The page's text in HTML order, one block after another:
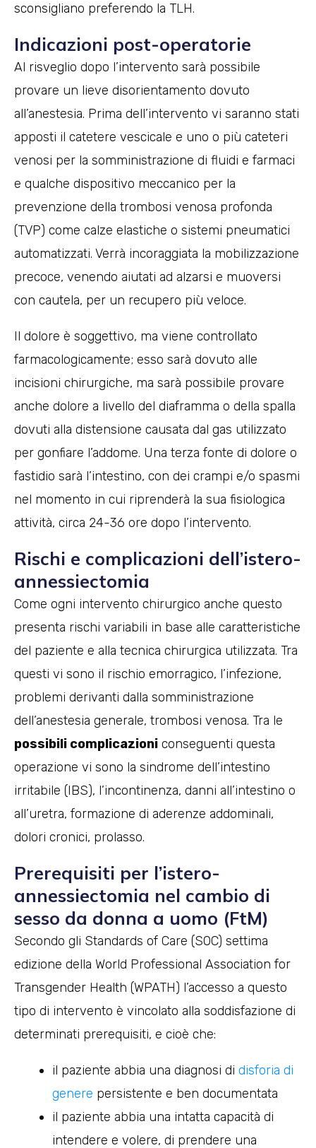
sconsigliano preferendo la TLH.
Indicazioni post-operatorie
Al risveglio dopo l’intervento sarà possibile
provare un lieve disorientamento dovuto
all’anestesia. Prima dell’intervento vi saranno stati
apposti il catetere vescicale e uno o più cateteri
venosi per la somministrazione di fluidi e farmaci
e qualche dispositivo meccanico per la
prevenzione della trombosi venosa profonda
(TVP) come calze elastiche o sistemi pneumatici
automatizzati. Verrà incoraggiata la mobilizzazione
precoce, venendo aiutati ad alzarsi e muoversi
con cautela, per un recupero più veloce.
Il dolore è soggettivo, ma viene controllato
farmacologicamente; esso sarà dovuto alle
incisioni chirurgiche, ma sarà possibile provare
anche dolore a livello del diaframma o della spalla
dovuti alla distensione causata dal gas utilizzato
per gonfiare l’addome. Una terza fonte di dolore o
fastidio sarà l’intestino, con dei crampi e/o spasmi
nel momento in cui riprenderà la sua fisiologica
attività, circa 24-36 ore dopo l’intervento.
Rischi e complicazioni dell’istero-
annessiectomia
Come ogni intervento chirurgico anche questo
presenta rischi variabili in base alle caratteristiche
del paziente e alla tecnica chirurgica utilizzata. Tra
questi vi sono il rischio emorragico, l’infezione,
problemi derivanti dalla somministrazione
dell’anestesia generale, trombosi venosa. Tra le
possibili complicazioni conseguenti questa
operazione vi sono la sindrome dell’intestino
irritabile (IBS), l’incontinenza, danni all’intestino o
all’uretra, formazione di aderenze addominali,
dolori cronici, prolasso.
Prerequisiti per l’istero-
annessiectomia nel cambio di
sesso da donna a uomo (FtM)
Secondo gli Standards of Care (SOC) settima
edizione della World Professional Association for
Transgender Health (WPATH) l’accesso a questo
tipo di intervento è vincolato alla soddisfazione di
determinati prerequisiti, e cioè che:
il paziente abbia una diagnosi di disforia di
genere persistente e ben documentata
il paziente abbia una intatta capacità di
intendere e volere, di prendere una